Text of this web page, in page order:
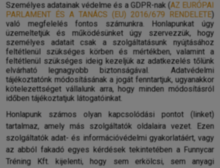
Személyes adatainak védelme és a GDPR-nak (AZ EURÓPAI
PARLAMENT ÉS A TANÁCS (EU) 2016/679 RENDELETE)
való megfelelés fontos számunkra. Honlapunkat úgy
üzemeltetjük és működésünket úgy szervezzük, hogy
személyes adatait csak a szolgáltatásunk nyújtásához
feltétlenül szükséges körben és mértékben, valamint a
feltétlenül szükséges ideig kezeljük az adatkezelés tőlünk
elvárható legnagyobb biztonságával.
Adatvédelmi
tájékoztatónk módosításának a jogát fenntartjuk, ugyanakkor
kötelezettséget vállalunk arra, hogy minden módosításról
időben tájékoztatjuk látogatóinkat.
Honlapunk számos olyan kapcsolódási pontot (linket)
tartalmaz, amely más szolgáltatók oldalaira vezet. Ezen
szolgáltatók adat- és információvédelmi gyakorlatáért, vagy
az abból fakadó egyes kérdések tekintetében a Funnycar
Tréning Kft. kijelenti, hogy sem erkölcsi, sem anyagi